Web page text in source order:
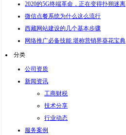
2020的5G终端革命，正在变得扑朔迷离
微信点餐系统为什么这么流行
西藏网站建设的几个基本步骤
网络推广必备技能 堪称营销界葵花宝典
分类
公司资质
新闻资讯
工商财税
技术分享
行业动态
服务案例